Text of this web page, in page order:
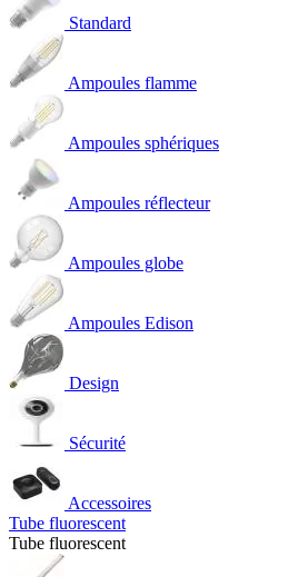
Standard
Ampoules flamme
Ampoules sphériques
Ampoules réflecteur
Ampoules globe
Ampoules Edison
Design
Sécurité
Accessoires
Tube fluorescent
Tube fluorescent